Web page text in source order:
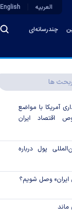
چندرسانه‌ای
العربیه English
ها
آمریکا با مواضع
اقتصاد ایران
پول درباره
وصل شویم؟